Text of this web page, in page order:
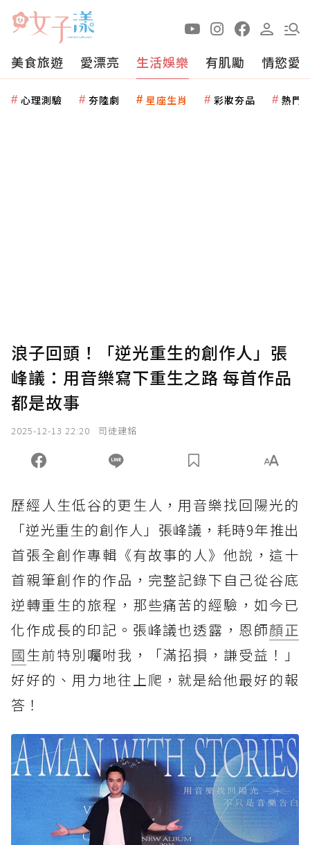
美食旅遊 愛漂亮 生活娛樂 有肌勵 情慾愛
心理測驗 夯陸劇 星座生肖 彩妝夯品 熱門
浪子回頭！「逆光重生的創作人」張
峰議：用音樂寫下重生之路 每首作品
都是故事
2025-12-13 22:20 司徒建銘
歷經人生低谷的更生人，用音樂找回陽光的
「逆光重生的創作人」張峰議，耗時9年推出
首張全創作專輯《有故事的人》他說，這十
首親筆創作的作品，完整記錄下自己從谷底
逆轉重生的旅程，那些痛苦的經驗，如今已
化作成長的印記。張峰議也透露，恩師顏正
國生前特別囑咐我，「滿招損，謙受益！」
好好的、用力地往上爬，就是給他最好的報
答！